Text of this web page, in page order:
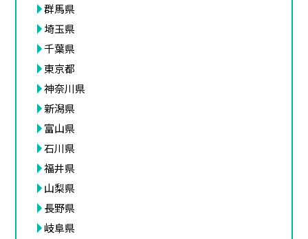
群馬県
埼玉県
千葉県
東京都
神奈川県
新潟県
富山県
石川県
福井県
山梨県
長野県
岐阜県